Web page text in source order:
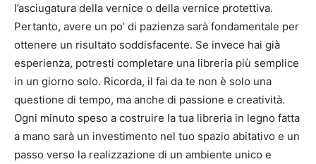
l’asciugatura della vernice o della vernice protettiva.
Pertanto, avere un po’ di pazienza sarà fondamentale per
ottenere un risultato soddisfacente. Se invece hai già
esperienza, potresti completare una libreria più semplice
in un giorno solo. Ricorda, il fai da te non è solo una
questione di tempo, ma anche di passione e creatività.
Ogni minuto speso a costruire la tua libreria in legno fatta
a mano sarà un investimento nel tuo spazio abitativo e un
passo verso la realizzazione di un ambiente unico e